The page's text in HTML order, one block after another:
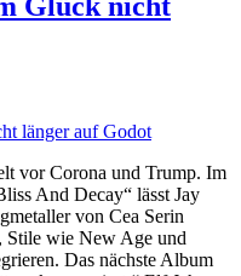
vor Corona und Trump. Im
And Decay“ lässt Jay
von Cea Serin
Stile wie New Age und
Das nächste Album